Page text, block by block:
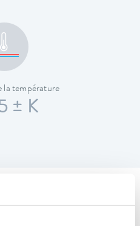
la température
± K